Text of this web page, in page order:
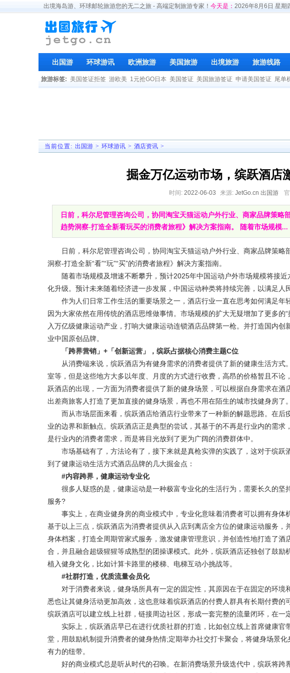
出境海岛游、环球邮轮旅游您的无二之旅 - 高端定制旅游专家！ 今天是： 2026年8月6日 星期
出国游 环球游讯 欧洲旅游 美国旅游 出境旅游 旅游线路
旅游标签: 美国签证拒签 游欧美 1元抢GO日本 美国签证 美国旅游签证 申请美国签证 尾单
当前位置: 出国游 > 环球游讯 > 酒店资讯 >
掘金万亿运动市场，缤跃酒店
时间: 2022-06-03 来源: JetGo.cn 出国游
日前，科尔尼管理咨询公司，协同淘宝天猫运动户外行业、商家品牌策
趋势洞察-打造全新看玩买的消费者旅程》解决方案指南。 随着市场规模...
日前，科尔尼管理咨询公司，协同淘宝天猫运动户外行业、商家品牌策略
洞察-打造全新“看”“玩”“买”的消费者旅程》解决方案指南。
随着市场规模及增速不断攀升，预计2025年中国运动户外市场规模将接近
化升级。预计未来随着经济进一步发展，中国运动种类将持续完善，以满足人
作为人们日常工作生活的重要场景之一，酒店行业一直在思考如何满足年
因为大家依然在用传统的酒店思维做事情。市场规模的扩大无疑增加了更多的
入万亿级健康运动产业，打响大健康运动连锁酒店品牌第一枪。并打造国内
业中国原创品牌。
「跨界营销」+「创新运营」，缤跃占据核心消费主题C位
从消费端来说，缤跃酒店为有健身需求的消费者提供了新的健康生活方式
室等，但是这些地方大多以年度、月度的方式进行收费，高昂的价格暂且不论
跃酒店的出现，一方面为消费者提供了新的健身场景，可以根据自身需求在
出差商旅客人打造了更加直接的健身场景，再也不用在陌生的城市找健身房了。
而从市场层面来看，缤跃酒店给酒店行业带来了一种新的解题思路。在后
业的边界和新触点。缤跃酒店正是典型的尝试，其基于的不再是行业内的需
是行业内的消费者需求，而是将目光放到了更为广阔的消费群体中。
市场基础有了，方法论有了，接下来就是真枪实弹的实践了，这对于缤跃
到了健康运动生活方式酒店品牌的几大掘金点：
#内容跨界，健康运动专业化
很多人疑惑的是，健康运动是一种极富专业化的生活行为，需要长久的坚
服务?
事实上，在商业健身房的商业模式中，专业化意味着消费者可以拥有身体
基于以上三点，缤跃酒店为消费者提供从入店到离店全方位的健康运动服务
身体档案，打造全周期管家式服务，激发健康管理意识，并创造性地打造了
合，并且融合超级猩猩等成熟型的团操课模式。此外，缤跃酒店还独创了鼓
植入健身文化，比如计算卡路里的楼梯、电梯互动小挑战等。
#社群打造，优质流量会员化
对于消费者来说，健身场所具有一定的固定性，其原因在于在固定的环境
悉也让其健身活动更加高效，这也意味着缤跃酒店的付费人群具有长期付费的
缤跃酒店可以建立线上社群，链接周边社区，形成一套完整的流量闭环，在一
实际上，缤跃酒店早已在进行优质社群的打造，比如创立线上首席健康官
堂，用鼓励机制提升消费者的健身热情;定期举办社交打卡聚会，将健身场景
有力的纽带。
好的商业模式总是听从时代的召唤。在新消费场景升级迭代中，缤跃将跨